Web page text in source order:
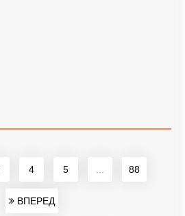
4 5 88
ВПЕРЕД